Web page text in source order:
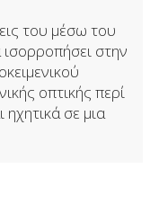
του μέσω του
στην
οπτικής περί
ηχητικά σε μια